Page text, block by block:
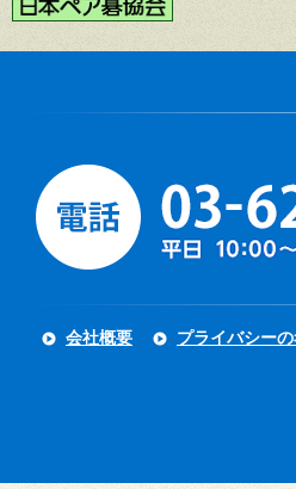
会社概要 プライバシー